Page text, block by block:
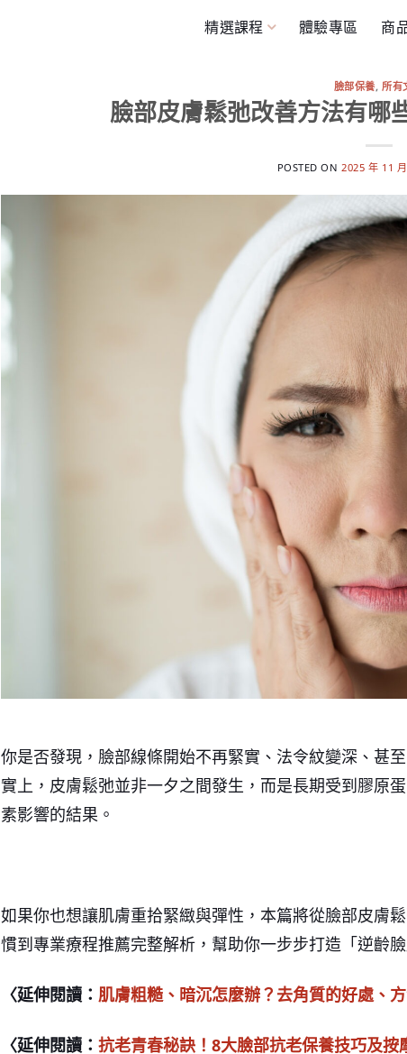
精選課程 體驗專區 商
臉部保養,所有
臉部皮膚鬆弛改善方法有哪
POSTED ON 2025 年 11
你是否發現，臉部線條開始不再緊實、法令紋變深、甚
實上，皮膚鬆弛並非一夕之間發生，而是長期受到膠原
素影響的結果。
如果你也想讓肌膚重拾緊緻與彈性，本篇將從臉部皮膚
慣到專業療程推薦完整解析，幫助你一步步打造「逆齡
〈延伸閱讀： 肌膚粗糙、暗沉怎麼辦？去角質的好處、
〈延伸閱讀： 抗老青春秘訣！ 8大臉部抗老保養技巧及按